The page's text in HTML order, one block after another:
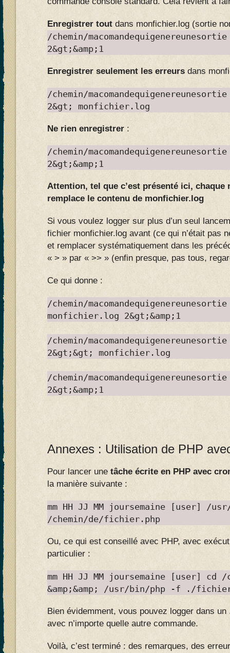
Enregistrer tout dans monfichier.log (sortie
/chemin/
2&gt;&amp;1
Enregistrer seulement les erreurs dans
/chemin/
2&gt; monfichier.log
Ne rien enregistrer :
/chemin/
2&gt;&amp;1
Attention, tel que c’est présenté ici, chaque
remplace le contenu de monfichier.log
Si vous voulez logger sur plus d’un seul
fichier monfichier.log avant (ce qui n’était pas
et remplacer systématiquement dans les
« > » par « >> » (enfin presque, pas tous,
Ce qui donne :
/chemin/
monfichier.log 2&gt;&amp;1
/chemin/
2&gt;&gt; monfichier.log
/chemin/
2&gt;&amp;1
Annexes : Utilisation de PHP
Pour lancer une tâche écrite en PHP avec
la manière suivante :
mm HH JJ MM joursemaine [user] /
/chemin/de/fichier.php
Ou, ce qui est conseillé avec PHP, avec
particulier :
mm HH JJ MM joursemaine [user] cd /
&amp;&amp; /usr/bin/php -f ./
Bien évidemment, vous pouvez logger dans
avec n’importe quelle autre commande.
Voilà, c’est terminé : des remarques, des